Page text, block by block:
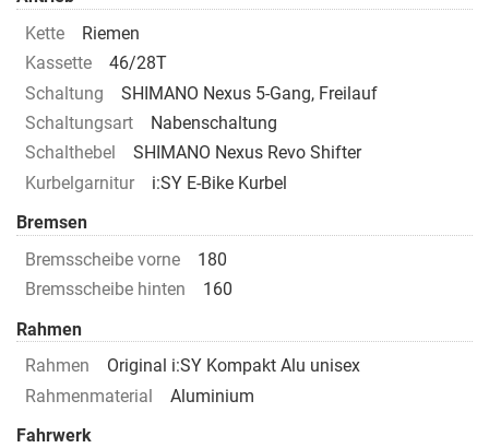
Kette
Riemen
Kassette
46/28T
Schaltung
SHIMANO Nexus 5-Gang, Freilauf
Schaltungsart
Nabenschaltung
Schalthebel
SHIMANO Nexus Revo Shifter
Kurbelgarnitur
i:SY E-Bike Kurbel
Bremsen
Bremsscheibe vorne
180
Bremsscheibe hinten
160
Rahmen
Rahmen
Original i:SY Kompakt Alu unisex
Rahmenmaterial
Aluminium
Fahrwerk